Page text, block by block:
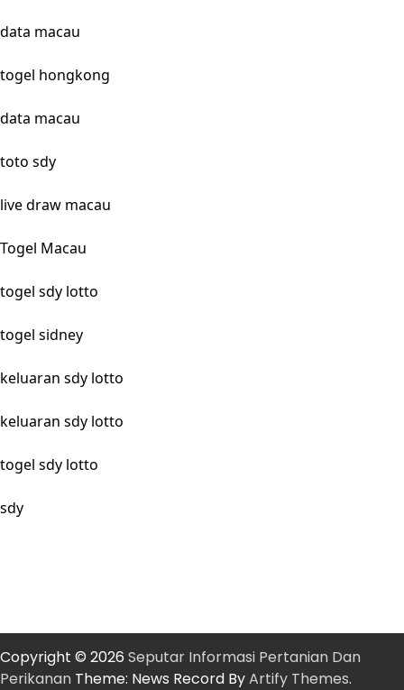
data macau
togel hongkong
data macau
toto sdy
live draw macau
Togel Macau
togel sdy lotto
togel sidney
keluaran sdy lotto
keluaran sdy lotto
togel sdy lotto
sdy
Copyright © 2026 Seputar Informasi Pertanian Dan
Perikanan Theme: News Record ByArtify Themes.